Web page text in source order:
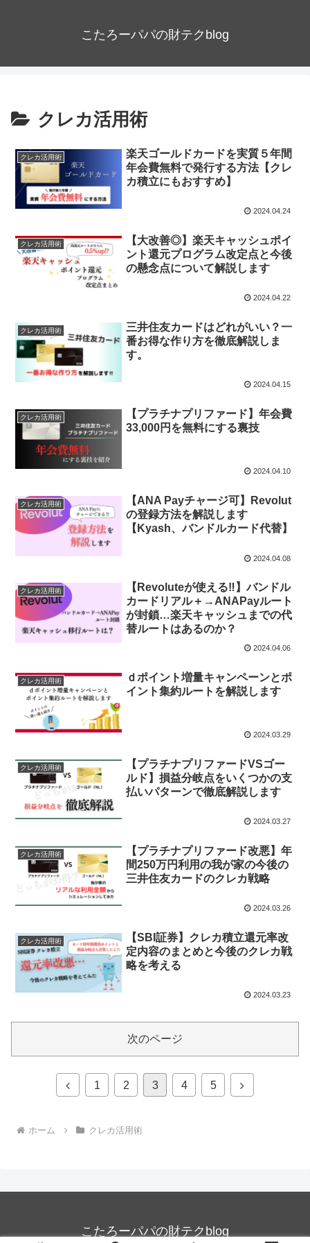
こたろーパパの財テクblog
クレカ活用術
クレカ活用術
楽天ゴールドカードを実質５年間
年会費無料で発行する方法【クレ
カ積立にもおすすめ】
2024.04.24
クレカ活用術
【大改善◎】楽天キャッシュポイ
ント還元プログラム改定点と今後
の懸念点について解説します
2024.04.22
クレカ活用術
三井住友カードはどれがいい？一
番お得な作り方を徹底解説しま
す。
2024.04.15
クレカ活用術
【プラチナプリファード】年会費
33,000円を無料にする裏技
2024.04.10
クレカ活用術
【ANA Payチャージ可】Revolut
の登録方法を解説します
【Kyash、バンドルカード代替】
2024.04.08
クレカ活用術
【Revoluteが使える‼】バンドル
カードリアル＋→ANAPayルート
が封鎖…楽天キャッシュまでの代
替ルートはあるのか？
2024.04.06
クレカ活用術
ｄポイント増量キャンペーンとポ
イント集約ルートを解説します
2024.03.29
クレカ活用術
【プラチナプリファードVSゴー
ルド】損益分岐点をいくつかの支
払いパターンで徹底解説します
2024.03.27
クレカ活用術
【プラチナプリファード改悪】年
間250万円利用の我が家の今後の
三井住友カードのクレカ戦略
2024.03.26
クレカ活用術
【SBI証券】クレカ積立還元率改
定内容のまとめと今後のクレカ戦
略を考える
2024.03.23
次のページ
前
1 2 3 4 5
次
ホーム クレカ活用術
こたろーパパの財テクblog